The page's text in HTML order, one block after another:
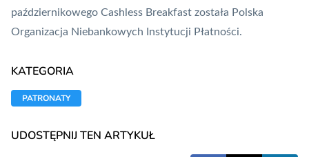
październikowego Cashless Breakfast została Polska
Organizacja Niebankowych Instytucji Płatności.
KATEGORIA
PATRONATY
UDOSTĘPNIJ TEN ARTYKUŁ